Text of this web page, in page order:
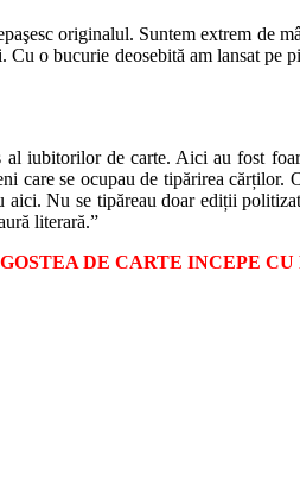
originalul. Suntem extrem de
o bucurie deosebită am lansat pe
iubitorilor de carte. Aici au fost
se ocupau de tipărirea cărților.
Nu se tipăreau doar ediții
literară.”
DE CARTE INCEPE CU